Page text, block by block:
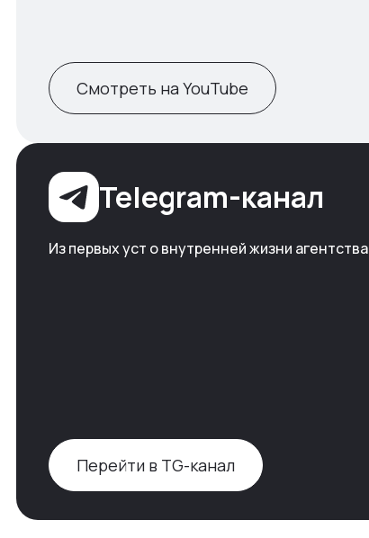
Смотреть на YouTube
Telegram-канал
Из первых уст о внутренней жизни агентства
Перейти в TG-канал